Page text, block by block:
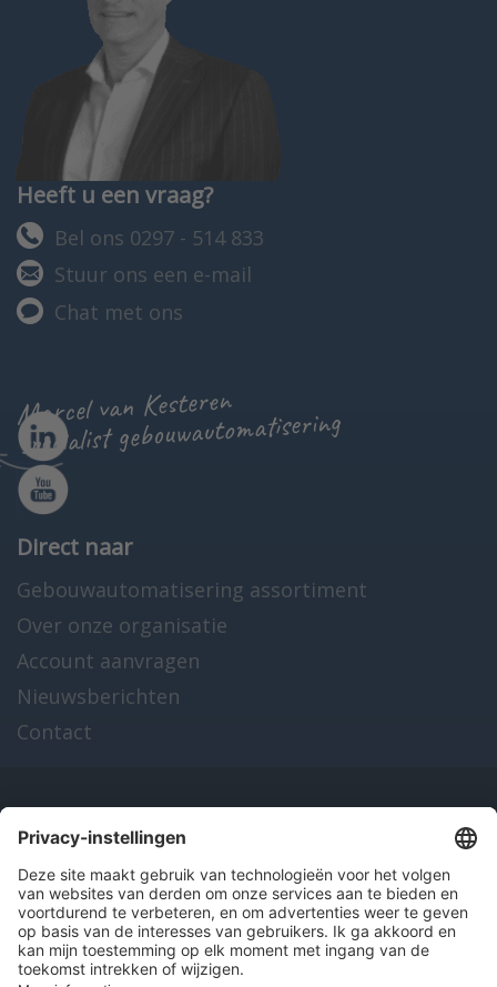
Heeft u een vraag?
Bel ons 0297 - 514 833
Stuur ons een e-mail
Chat met ons
Marcel van Kesteren
specialist gebouwautomatisering
Direct naar
Gebouwautomatisering assortiment
Over onze organisatie
Account aanvragen
Nieuwsberichten
Contact
Onze producten
en diensten
Over Hitma
Algemene voorwaarden Disclaimer
Colofon